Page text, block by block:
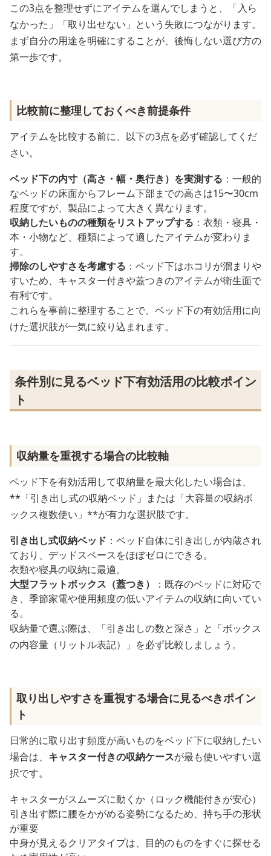
この3点を整理せずにアイテムを選んでしまうと、「入ら
なかった」「取り出せない」という失敗につながります。
まず自分の用途を明確にすることが、後悔しない選び方の
第一歩です。
比較前に整理しておくべき前提条件
アイテムを比較する前に、以下の3点を必ず確認してくだ
さい。
ベッド下の内寸（高さ・幅・奥行き）を実測する ：一般的
なベッドの床面からフレーム下部までの高さは15〜30cm
程度ですが、製品によって大きく異なります。
収納したいものの種類をリストアップする ：衣類・寝具・
本・小物など、種類によって適したアイテムが変わりま
す。
掃除のしやすさを考慮する ：ベッド下はホコリが溜まりや
すいため、キャスター付きや蓋つきのアイテムが衛生面で
有利です。
これらを事前に整理することで、ベッド下の有効活用に向
けた選択肢が一気に絞り込まれます。
条件別に見るベッド下有効活用の比較ポイン
ト
収納量を重視する場合の比較軸
ベッド下を有効活用して収納量を最大化したい場合は、
**「引き出し式の収納ベッド」または「大容量の収納ボ
ックス複数使い」**が有力な選択肢です。
引き出し式収納ベッド ：ベッド自体に引き出しが内蔵され
ており、デッドスペースをほぼゼロにできる。
衣類や寝具の収納に最適。
大型フラットボックス（蓋つき）
：既存のベッドに対応で
き、季節家電や使用頻度の低いアイテムの収納に向いてい
る。
収納量で選ぶ際は、「引き出しの数と深さ」と「ボックス
の内容量（リットル表記）」を必ず比較しましょう。
取り出しやすさを重視する場合に見るべきポイン
ト
日常的に取り出す頻度が高いものをベッド下に収納したい
場合は、 キャスター付きの収納ケースが最も使いやすい選
択です。
キャスターがスムーズに動くか（ロック機能付きが安心）
引き出す際に腰をかがめる姿勢になるため、持ち手の形状
が重要
中身が見えるクリアタイプは、目的のものをすぐに探せる